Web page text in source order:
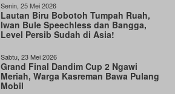
Senin, 25 Mei 2026
Lautan Biru Bobotoh Tumpah Ruah,
Iwan Bule Speechless dan Bangga,
Level Persib Sudah di Asia!
Sabtu, 23 Mei 2026
Grand Final Dandim Cup 2 Ngawi
Meriah, Warga Kasreman Bawa Pulang
Mobil